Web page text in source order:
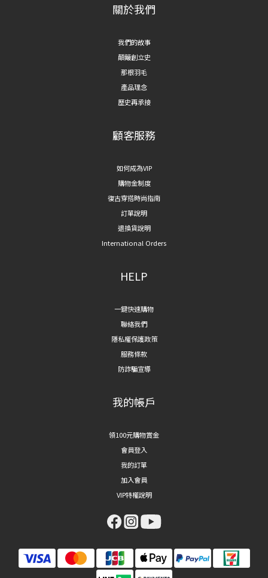
關於我們
我們的故事
顛簸創立史
那根羽毛
產品理念
歷史再承接
顧客服務
如何成為VIP
購物金制度
復古穿搭時尚指南
訂單說明
退換貨說明
International Orders
HELP
一鍵快速購物
聯絡我們
隱私權保護政策
服務條款
防詐騙宣導
我的帳戶
領100元購物賞金
會員登入
我的訂單
加入會員
VIP特權說明